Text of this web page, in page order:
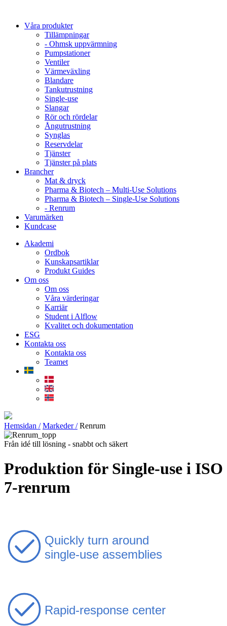
Våra produkter
Tillämpningar
- Ohmsk uppvärmning
Pumpstationer
Ventiler
Värmeväxling
Blandare
Tankutrustning
Single-use
Slangar
Rör och rördelar
Ångutrustning
Synglas
Reservdelar
Tjänster
Tjänster på plats
Brancher
Mat & dryck
Pharma & Biotech – Multi-Use Solutions
Pharma & Biotech – Single-Use Solutions
- Renrum
Varumärken
Kundcase
Akademi
Ordbok
Kunskapsartiklar
Produkt Guides
Om oss
Om oss
Våra värderingar
Karriär
Student i Alflow
Kvalitet och dokumentation
ESG
Kontakta oss
Kontakta oss
Teamet
Hemsidan / Markeder / Renrum
Från idé till lösning - snabbt och säkert
Produktion för Single-use i ISO
7-renrum
Quickly turn around
single-use assemblies
Rapid-response center